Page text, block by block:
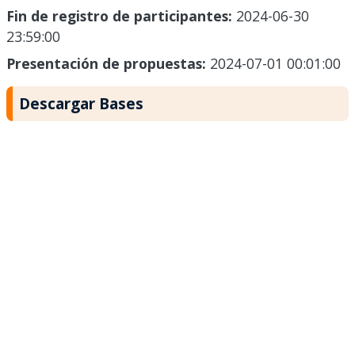
Fin de registro de participantes: 2024-06-30
23:59:00
Presentación de propuestas: 2024-07-01 00:01:00
Descargar Bases